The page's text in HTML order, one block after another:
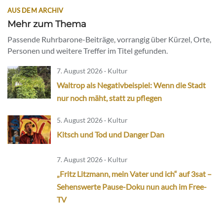
AUS DEM ARCHIV
Mehr zum Thema
Passende Ruhrbarone-Beiträge, vorrangig über Kürzel, Orte,
Personen und weitere Treffer im Titel gefunden.
7. August 2026 · Kultur
Waltrop als Negativbeispiel: Wenn die Stadt
nur noch mäht, statt zu pflegen
5. August 2026 · Kultur
Kitsch und Tod und Danger Dan
7. August 2026 · Kultur
„Fritz Litzmann, mein Vater und ich“ auf 3sat –
Sehenswerte Pause-Doku nun auch im Free-
TV